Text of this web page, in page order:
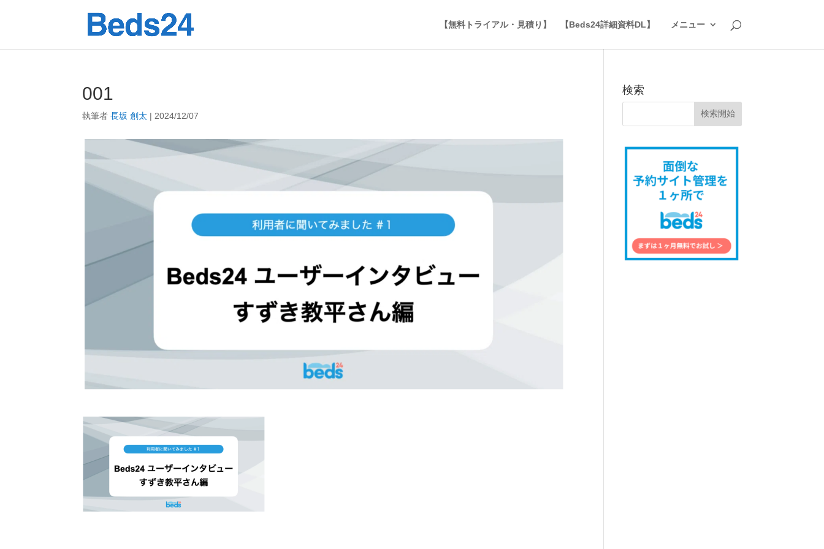
【無料トライアル・見積り】 【Beds24詳細資料DL】 メニュー
001
執筆者長坂 創太 | 2024/12/07
検索